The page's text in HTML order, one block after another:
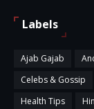
Labels
Ajab Gajab
Celebs & Gossip
Health Tips